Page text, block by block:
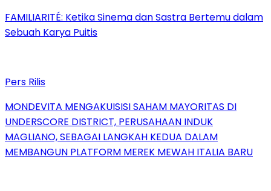
FAMILIARITÉ: Ketika Sinema dan Sastra Bertemu dalam
Sebuah Karya Puitis
Pers Rilis
MONDEVITA MENGAKUISISI SAHAM MAYORITAS DI
UNDERSCORE DISTRICT, PERUSAHAAN INDUK
MAGLIANO, SEBAGAI LANGKAH KEDUA DALAM
MEMBANGUN PLATFORM MEREK MEWAH ITALIA BARU